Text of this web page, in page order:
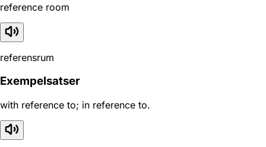
reference room
referensrum
Exempelsatser
with reference to; in reference to.